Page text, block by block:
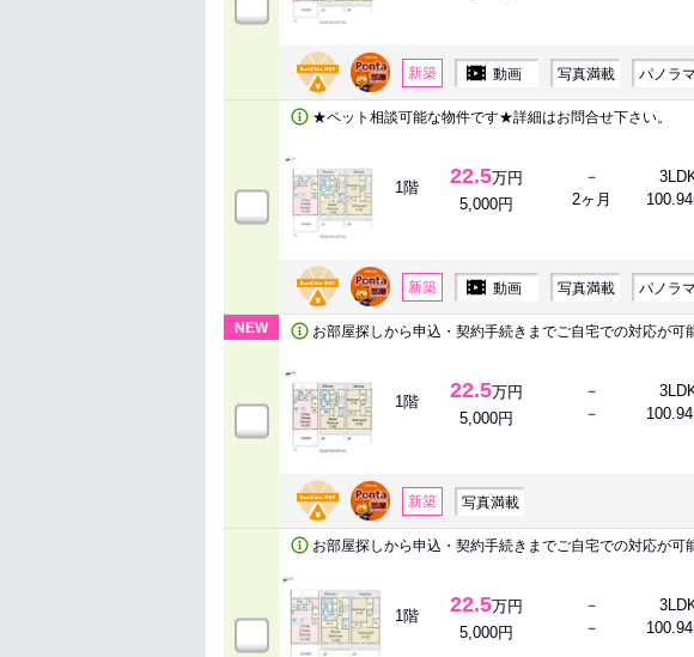
新築 動画 写真満載 パノラマ
★ペット相談可能な物件です★詳細はお問合せ下さい。
1階 22.5万円
5,000円
－
2ヶ月
新築 動画 写真満載 パノラマ
NEW お部屋探しから申込・契約手続きまでご自宅での対応が可
1階 22.5万円
5,000円
－
－
新築 写真満載
お部屋探しから申込・契約手続きまでご自宅での対応が可
1階 22.5万円
5,000円
－
－